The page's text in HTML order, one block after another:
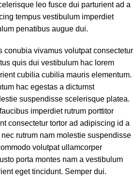
leo fusce dui parturient ad a
tempus vestibulum imperdiet
penatibus augue dui.
conubia vivamus volutpat consectetur
quis dui vestibulum hac lorem
cubilia cubilia mauris elementum.
hac egestas a dictumst
suspendisse scelerisque platea.
imperdiet rutrum porttitor
consectetur tortor ad adipiscing id a
rutrum nam molestie suspendisse
volutpat ullamcorper
porta montes nam a vestibulum
eget tincidunt. Semper dui.